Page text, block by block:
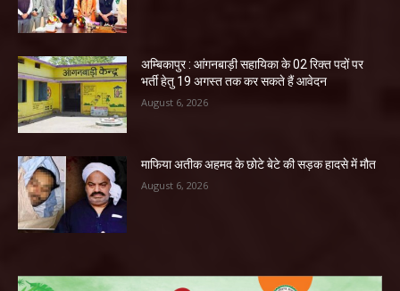
अम्बिकापुर : आंगनबाड़ी सहायिका के 02 रिक्त पदों पर
भर्ती हेतु 19 अगस्त तक कर सकते हैं आवेदन
August 6, 2026
माफिया अतीक अहमद के छोटे बेटे की सड़क हादसे में मौत
August 6, 2026